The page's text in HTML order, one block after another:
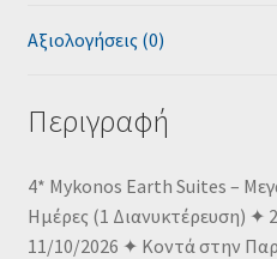
Αξιολογήσεις (0)
Περιγραφή
4* Mykonos Earth Suites –
Ημέρες (1 Διανυκτέρευση) ✦
11/10/2026 ✦ Κοντά στην